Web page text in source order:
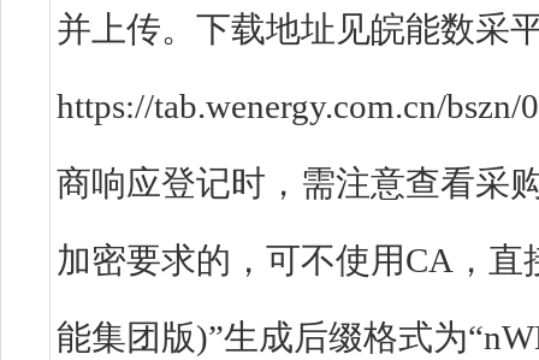
并上传。下载地址见皖能数采
https://tab.wenergy.com.cn/
商响应登记时，需注意查看采
加密要求的，可不使用CA，
能集团版)”生成后缀格式为